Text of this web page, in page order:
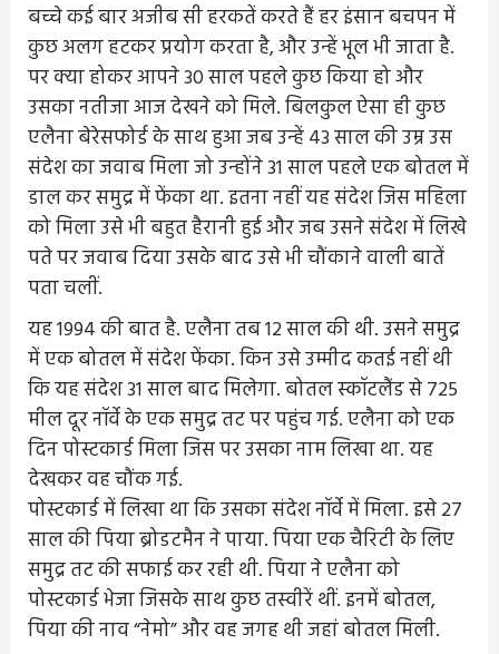
बच्चे कई बार अजीब सी हरकतें करते हैं हर इंसान बचपन में
कुछ अलग हटकर प्रयोग करता है, और उन्हें भूल भी जाता है.
पर क्या होकर आपने 30 साल पहले कुछ किया हो और
उसका नतीजा आज देखने को मिले. बिलकुल ऐसा ही कुछ
एलैना बेरेसफोर्ड के साथ हुआ जब उन्हें 43 साल की उम्र उस
संदेश का जवाब मिला जो उन्होंने 31 साल पहले एक बोतल में
डाल कर समुद्र में फेंका था. इतना नहीं यह संदेश जिस महिला
को मिला उसे भी बहुत हैरानी हुई और जब उसने संदेश में लिखे
पते पर जवाब दिया उसके बाद उसे भी चौंकाने वाली बातें
पता चलीं.
यह 1994 की बात है. एलैना तब 12 साल की थी. उसने समुद्र
में एक बोतल में संदेश फेंका. किन उसे उम्मीद कतई नहीं थी
कि यह संदेश 31 साल बाद मिलेगा. बोतल स्कॉटलैंड से 725
मील दूर नॉर्वे के एक समुद्र तट पर पहुंच गई. एलैना को एक
दिन पोस्टकार्ड मिला जिस पर उसका नाम लिखा था. यह
देखकर वह चौंक गई.
पोस्टकार्ड में लिखा था कि उसका संदेश नॉर्वे में मिला. इसे 27
साल की पिया ब्रोडटमैन ने पाया. पिया एक चैरिटी के लिए
समुद्र तट की सफाई कर रही थी. पिया ने एलैना को
पोस्टकार्ड भेजा जिसके साथ कुछ तस्वीरें थीं. इनमें बोतल,
पिया की नाव “नेमो” और वह जगह थी जहां बोतल मिली.